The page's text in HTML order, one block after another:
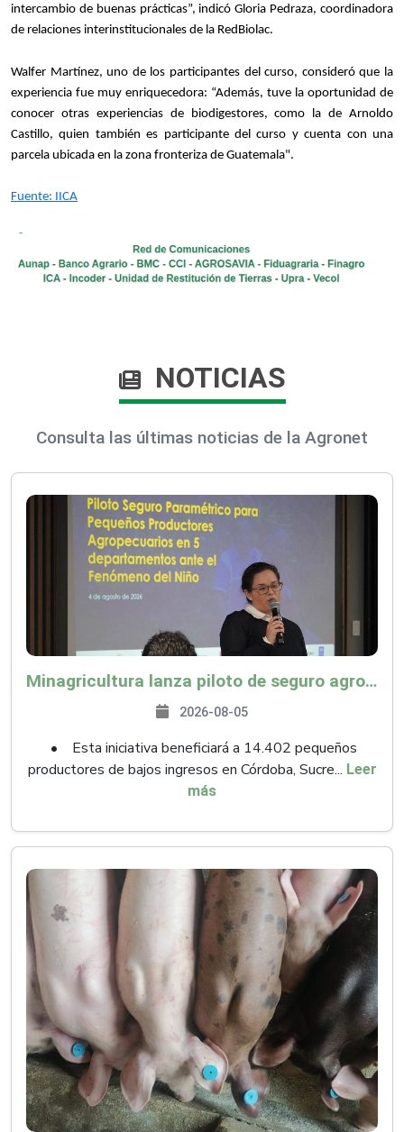
intercambio de buenas prácticas”, indicó Gloria Pedraza, coordinadora
de relaciones interinstitucionales de la RedBiolac.
Walfer Martínez, uno de los participantes del curso, consideró que la
experiencia fue muy enriquecedora: “Además, tuve la oportunidad de
conocer otras experiencias de biodigestores, como la de Arnoldo
Castillo, quien también es participante del curso y cuenta con una
parcela ubicada en la zona fronteriza de Guatemala".
Fuente: ​​IICA​
NOTICIAS
Consulta las últimas noticias de la Agronet
Minagricultura lanza piloto de seguro agropecuario por $9.625 millones para proteger a más de 14.000 pequeños productores contra riesgos del Fenómeno de El Niño
2026-08-05
• Esta iniciativa beneficiará a 14.402 pequeños
productores de bajos ingresos en Córdoba, Sucre... Leer
más